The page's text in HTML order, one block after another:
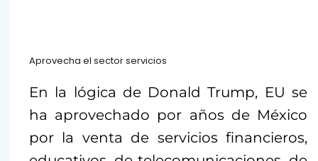
Aprovecha el sector servicios
En la lógica de Donald Trump, EU se
ha aprovechado por años de México
por la venta de servicios financieros,